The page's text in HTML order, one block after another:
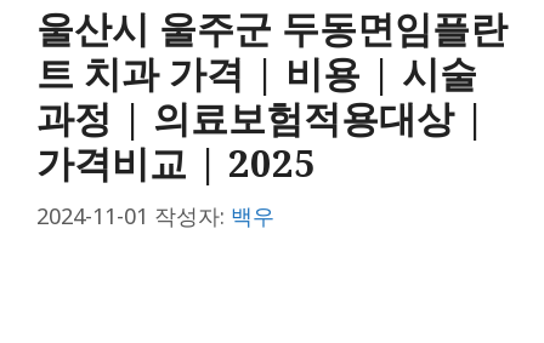
울산시 울주군 두동면임플란
트 치과 가격 | 비용 | 시술
과정 | 의료보험적용대상 |
가격비교 | 2025
2024-11-01 작성자: 백우